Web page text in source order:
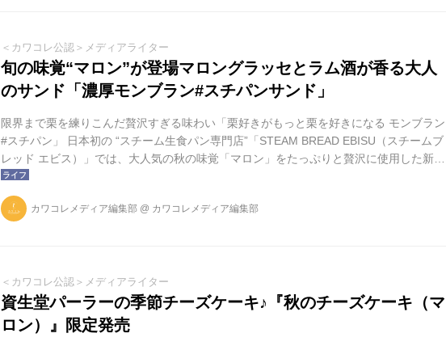
＜カワコレ公認＞メディアライター
旬の味覚“マロン”が登場マロングラッセとラム酒が香る大人
のサンド「濃厚モンブラン#スチパンサンド」
限界まで栗を練りこんだ贅沢すぎる味わい「栗好きがもっと栗を好きになる モンブラン
#スチパン」 日本初の “スチーム生食パン専門店”「STEAM BREAD EBISU（スチームブ
レッド エビス）」では、大人気の秋の味覚「マロン」をたっぷりと贅沢に使用した新商
品、人気のフルーツサンドシリーズから「濃厚モンブラン#スチパンサンド」（2個入り
／税込750円）と、看板商品の＃生スチパンから秋限定フレーバー「栗好きがもっと栗を
好きになるモンブラン#スチパン」（税込1,400円）が販売されています。 同店は「＃食
カワコレメディア編集部 @ カワコレメディア編集部
＜カワコレ公認＞メディアライター
資生堂パーラーの季節チーズケーキ♪『秋のチーズケーキ（マ
ロン）』限定発売